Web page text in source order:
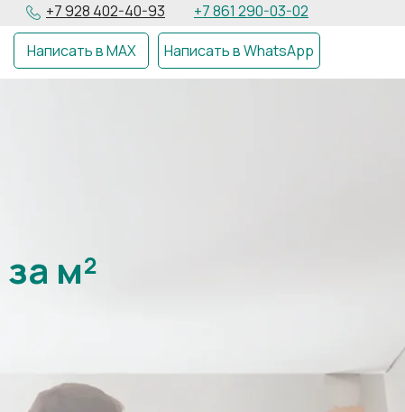
+7 861 290-03-02
+7 928 402-40-93
Написать в WhatsApp
Написать в MAX
за м²